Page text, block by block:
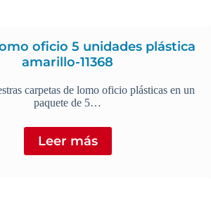
oficio 5 unidades plástica
amarillo-11368
carpetas de lomo oficio plásticas en un
paquete de 5…
Leer más